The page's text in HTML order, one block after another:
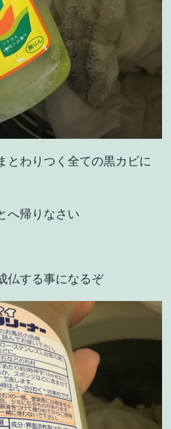
とわりつく全ての黒カビに
へ帰りなさい
仏する事になるぞ